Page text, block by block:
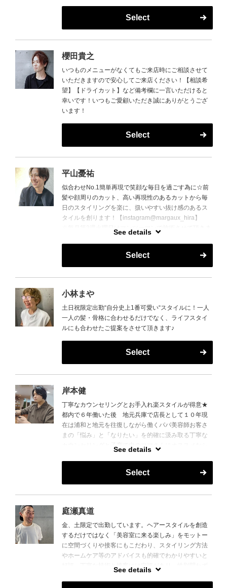
Select
櫻田貴之
いつものメニューがなくてもご来店時にご相談させて
いただきますので安心してご来店ください！【相談希
望】【ドライカット】など備考欄に一言いただけると
幸いです！いつもご愛顧いただき誠にありがとうござ
います！
Select
平山憂祐
似合わせNo.1簡単再現で笑顔な毎日を過ごす為に☆前
髪や顔周りのカット、高い再現性のあるカットから毎
日のスタイリングを楽に、扱いやすい抜け感のあるス
タイルを創ります！【instagram@margaux_hira】
※毎月第3週火曜日はマンツーマンで施術させて頂きま
See details
Select
小林まや
土日祝限定出勤“自分史上1番可愛い“スタイルに！一人
一人の髪・骨格に合わせるだけでなく、ライフスタイ
ルにも合わせたご提案をさせて頂きます♪
Select
岸本健
丁寧なカウンセリングとお手入れ楽スタイルが得意★
都内で６年働いた後 地元兵庫で店長として１０年現
在は浦和と地元を往復しながら働くパパ美容師お客さ
まの「悩み」と「なりたい」を的確に汲み取る丁寧な
カウンセリングと子育て中のママさんにオススメなシ
See details
Select
庭瀬真道
金、土限定で出勤しています。ヘアースタイルを創造
するだけではなく「美容室に来る楽しみ」をモットー
に空間づくりや接客にもこだわり、スタイリング方法
やホームケア等のアドバイスも的確でわかりやすいと
好評。丁寧な技術と接客には定評があり、性別問わず
See details